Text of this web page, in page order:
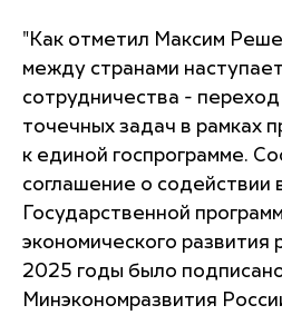
"Как отметил Максим
между странами
сотрудничества -
точечных задач в рамках
к единой госпрограмме.
соглашение о содействии
Государственной
экономического развития
2025 годы было
Минэкономразвития